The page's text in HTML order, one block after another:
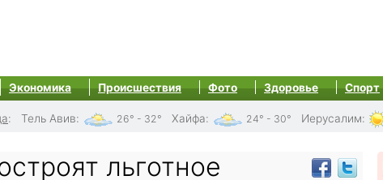
Экономика Происшествия Фото Здоровье Спорт
: Тель Авив: 26° - 32° Хайфа: 24° - 30° Иерусалим:
льготное